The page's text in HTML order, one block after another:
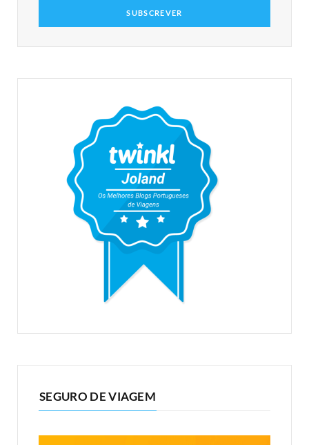
SEGURO DE VIAGEM